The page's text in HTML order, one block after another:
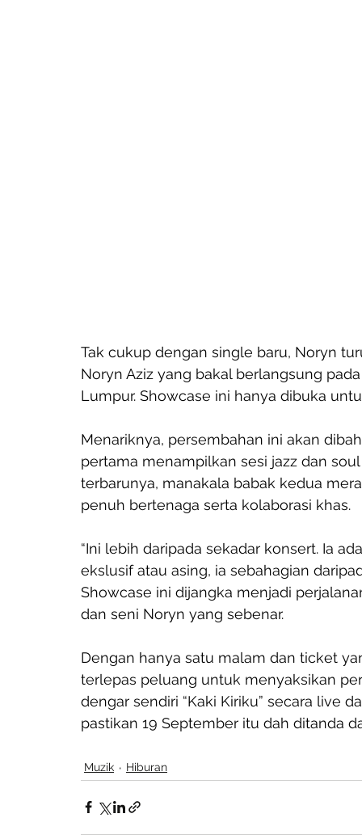
Tak cukup dengan single baru, Noryn
Noryn Aziz yang bakal berlangsung
Lumpur. Showcase ini hanya dibuka
Menariknya, persembahan ini akan
pertama menampilkan sesi jazz dan
terbarunya, manakala babak kedua
penuh bertenaga serta kolaborasi khas.
“Ini lebih daripada sekadar konsert. Ia
ekslusif atau asing, ia sebahagian
Showcase ini dijangka menjadi
dan seni Noryn yang sebenar.
Dengan hanya satu malam dan ticket
terlepas peluang untuk menyaksikan
dengar sendiri “Kaki Kiriku” secara live
pastikan 19 September itu dah ditanda
Muzik Hiburan